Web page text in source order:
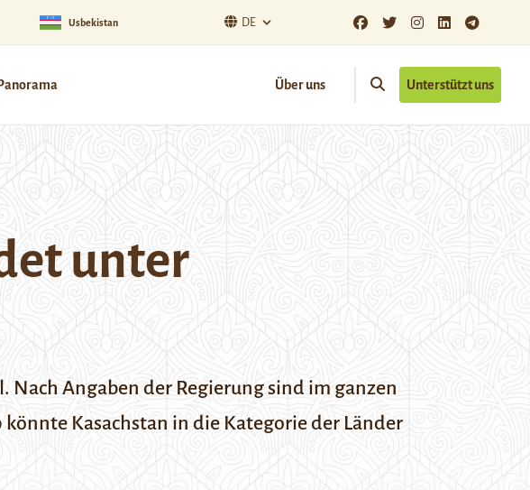
Usbekistan DE
Panorama Über uns Unterstützt uns
unter
Nach Angaben der Regierung sind im ganzen
Kasachstan in die Kategorie der Länder